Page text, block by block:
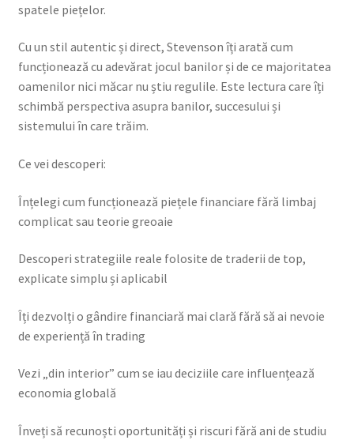
spatele piețelor.
Cu un stil autentic și direct, Stevenson îți arată cum
funcționează cu adevărat jocul banilor și de ce majoritatea
oamenilor nici măcar nu știu regulile. Este lectura care îți
schimbă perspectiva asupra banilor, succesului și
sistemului în care trăim.
Ce vei descoperi:
Înțelegi cum funcționează piețele financiare fără limbaj
complicat sau teorie greoaie
Descoperi strategiile reale folosite de traderii de top,
explicate simplu și aplicabil
Îți dezvolți o gândire financiară mai clară fără să ai nevoie
de experiență în trading
Vezi „din interior” cum se iau deciziile care influențează
economia globală
Înveți să recunoști oportunități și riscuri fără ani de studiu